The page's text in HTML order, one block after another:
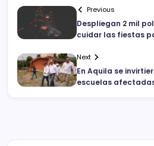
Previous
Despliegan 2 mil
cuidar las fiestas
Next
En Aquila se
escuelas